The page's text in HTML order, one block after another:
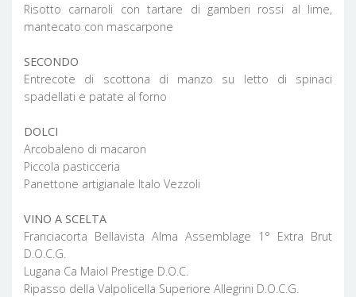
Risotto carnaroli con tartare di gamberi rossi al lime,
mantecato con mascarpone
SECONDO
Entrecote di scottona di manzo su letto di spinaci
spadellati e patate al forno
DOLCI
Arcobaleno di macaron
Piccola pasticceria
Panettone artigianale Italo Vezzoli
VINO A SCELTA
Franciacorta Bellavista Alma Assemblage 1° Extra Brut
D.O.C.G.
Lugana Ca Maiol Prestige D.O.C.
Ripasso della Valpolicella Superiore Allegrini D.O.C.G.